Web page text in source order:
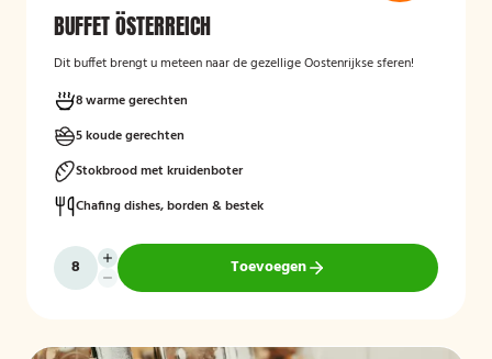
BUFFET ÖSTERREICH
Dit buffet brengt u meteen naar de gezellige Oostenrijkse sferen!
8 warme gerechten
5 koude gerechten
Stokbrood met kruidenboter
Chafing dishes, borden & bestek
Toevoegen